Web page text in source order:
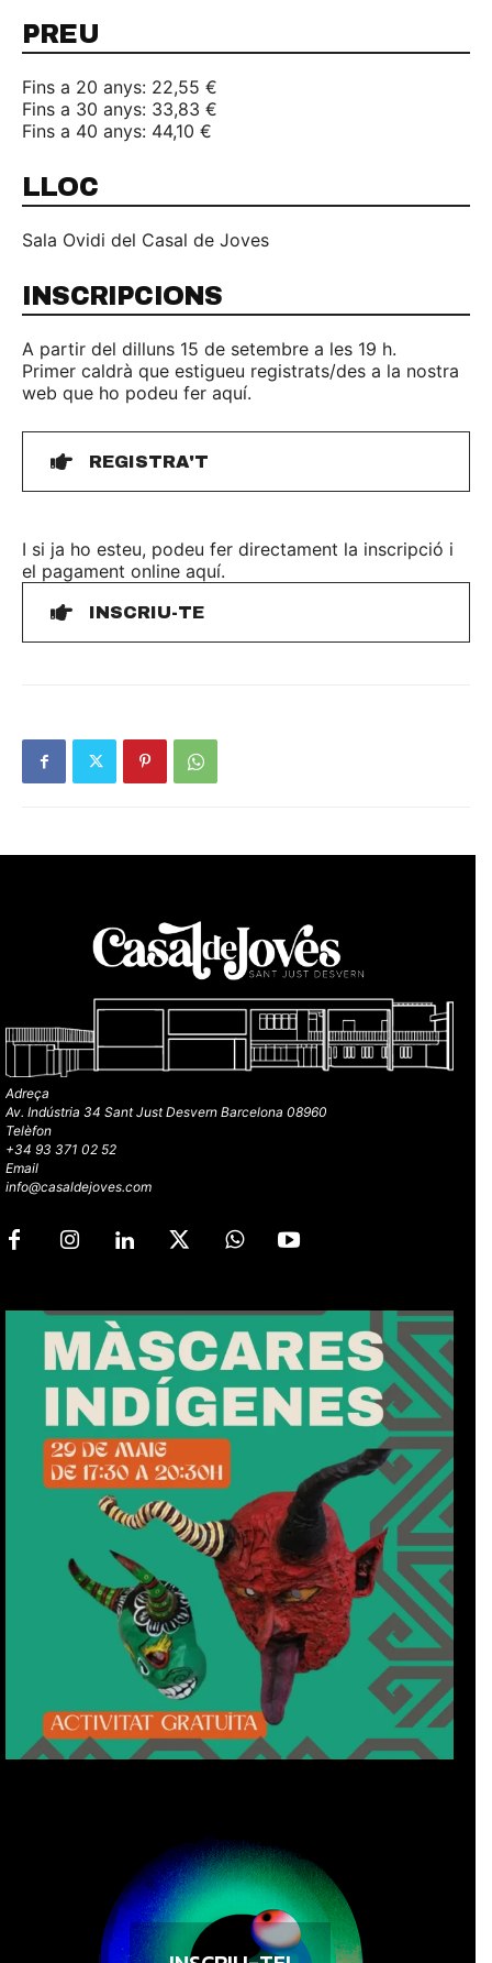
PREU
Fins a 20 anys: 22,55 €
Fins a 30 anys: 33,83 €
Fins a 40 anys: 44,10 €
LLOC
Sala Ovidi del Casal de Joves
INSCRIPCIONS
A partir del dilluns 15 de setembre a les 19 h.
Primer caldrà que estigueu registrats/des a la nostra
web que ho podeu fer aquí.
REGISTRA'T
I si ja ho esteu, podeu fer directament la inscripció i
el pagament online aquí.
INSCRIU-TE
Adreça
Av. Indústria 34 Sant Just Desvern Barcelona 08960
Telèfon
+34 93 371 02 52
Email
info@casaldejoves.com